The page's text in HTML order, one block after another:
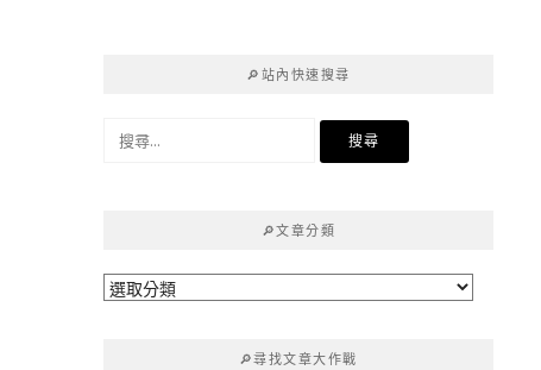
🔎站內快速搜尋
🔎文章分類
🔎
🔎尋找文章大作戰